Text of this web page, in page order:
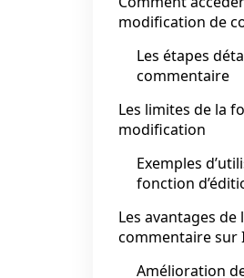
modification de
Les étapes
commentaire
Les limites de la
modification
Exemples
fonction
Les avantages
commentaire sur
Amélioration